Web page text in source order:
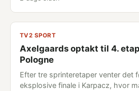
TV2 SPORT
Axelgaards optakt til 4.
Pologne
Efter tre sprinteretaper venter det
eksplosive finale i Karpacz, hvor